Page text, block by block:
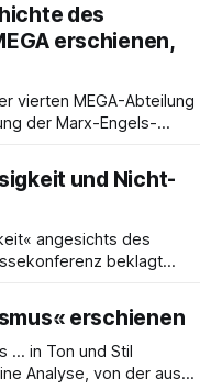
des
erschienen,
vierten MEGA-Abteilung
der Marx-Engels-
seit einiger Zeit nur noch
(Abteilung III). Das ist
der öffentlich
und Nicht-
angesichts des
beklagt
Bachrach/Baratz
um zu verstehen,
Politik
politisch nicht
erschienen
… in Ton und Stil
Analyse, von der aus